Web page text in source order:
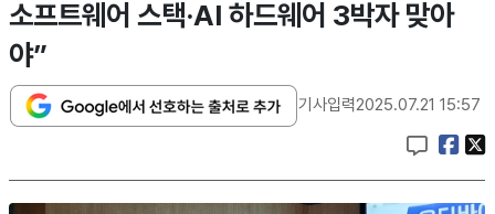
소프트웨어 스택·AI 하드웨어 3박자 맞아
야”
기사입력2025.07.21 15:57